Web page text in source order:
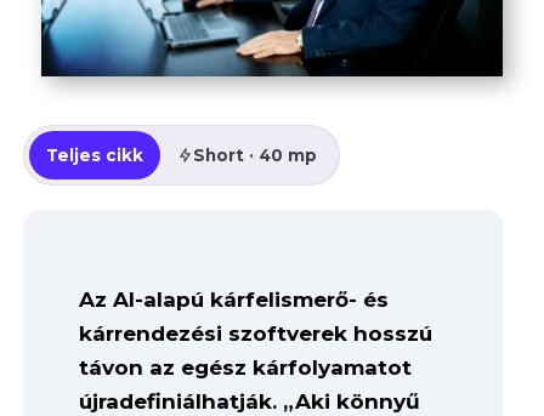
Teljes cikk Short · 40 mp
Az AI-alapú kárfelismerő- és
kárrendezési szoftverek hosszú
távon az egész kárfolyamatot
újradefiniálhatják. „Aki könnyű